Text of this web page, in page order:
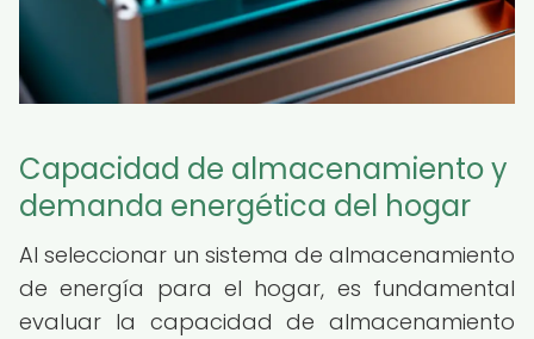
Capacidad de almacenamiento y
demanda energética del hogar
Al seleccionar un sistema de almacenamiento
de energía para el hogar, es fundamental
evaluar la capacidad de almacenamiento